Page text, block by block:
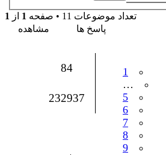
تعداد موضوعات 11 • صفحه
1 از 1
پاسخ ها
مشاهده
1
…
5
6
7
8
9
84
232937